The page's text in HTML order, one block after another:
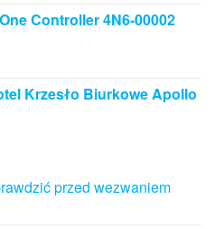
Controller 4N6-00002
Krzesło Biurkowe Apollo
przed wezwaniem